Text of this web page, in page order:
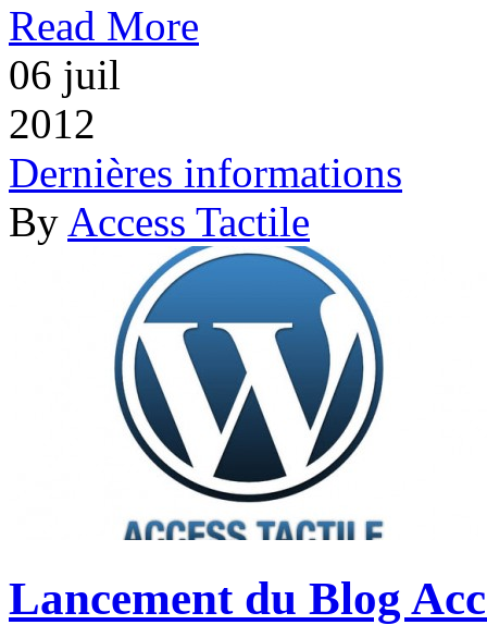
Read More
06 juil
2012
Dernières informations
By Access Tactile
Lancement du Blog